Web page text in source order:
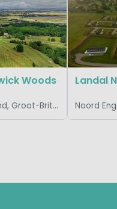
Woods
Noord Engeland, Groot-Brittannië
Landal